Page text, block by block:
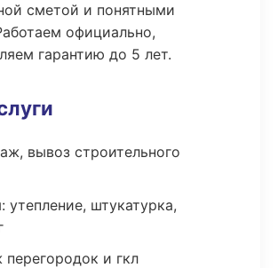
сметой и понятными
официально,
гарантию до 5 лет.
вывоз строительного
утепление, штукатурка,
и гкл